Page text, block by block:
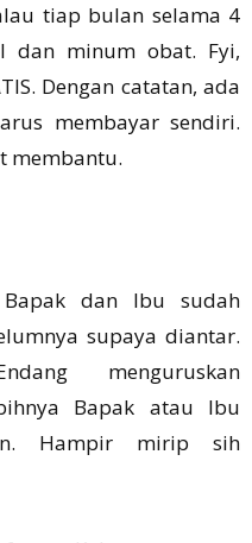
tiap bulan selama 4
minum obat. Fyi,
Dengan catatan, ada
membayar sendiri.
membantu.
dan Ibu sudah
supaya diantar.
menguruskan
Bapak atau Ibu
Hampir mirip sih